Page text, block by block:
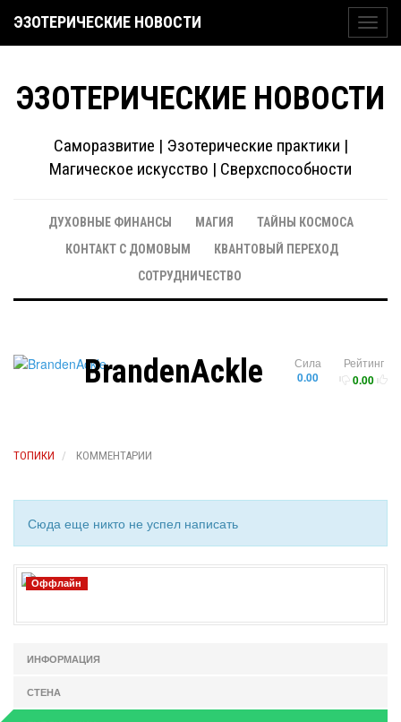
ЭЗОТЕРИЧЕСКИЕ НОВОСТИ
ЭЗОТЕРИЧЕСКИЕ НОВОСТИ
Саморазвитие | Эзотерические практики |
Магическое искусство | Сверхспособности
ДУХОВНЫЕ ФИНАНСЫ МАГИЯ
ТАЙНЫ КОСМОСА
КОНТАКТ С ДОМОВЫМ
КВАНТОВЫЙ ПЕРЕХОД
СОТРУДНИЧЕСТВО
Рейтинг
0.00
Сила
0.00
BrandenAckle
ТОПИКИ КОММЕНТАРИИ
Сюда еще никто не успел написать
Оффлайн
ИНФОРМАЦИЯ
СТЕНА